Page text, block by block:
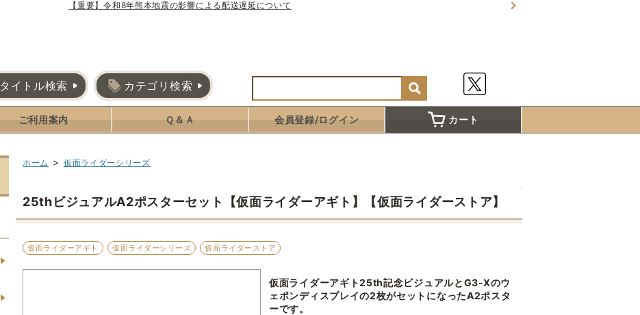
【重要】令和8年熊本地震の影響による配送遅延について
タイトル検索 カテゴリ検索
ご利用案内 Ｑ＆Ａ 会員登録/ログイン カート
ホーム > 仮面ライダーシリーズ
25thビジュアルA2ポスターセット【仮面ライダーアギト】【仮面ライダーストア】
仮面ライダーアギト 仮面ライダーシリーズ 仮面ライダーストア
仮面ライダーアギト25th記念ビジュアルとG3-Xのウ
ェポンディスプレイの2枚がセットになったA2ポスタ
ーです。